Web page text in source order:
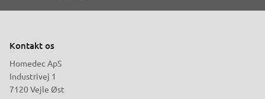
Kontakt os
Homedec ApS
Industrivej 1
7120 Vejle Øst